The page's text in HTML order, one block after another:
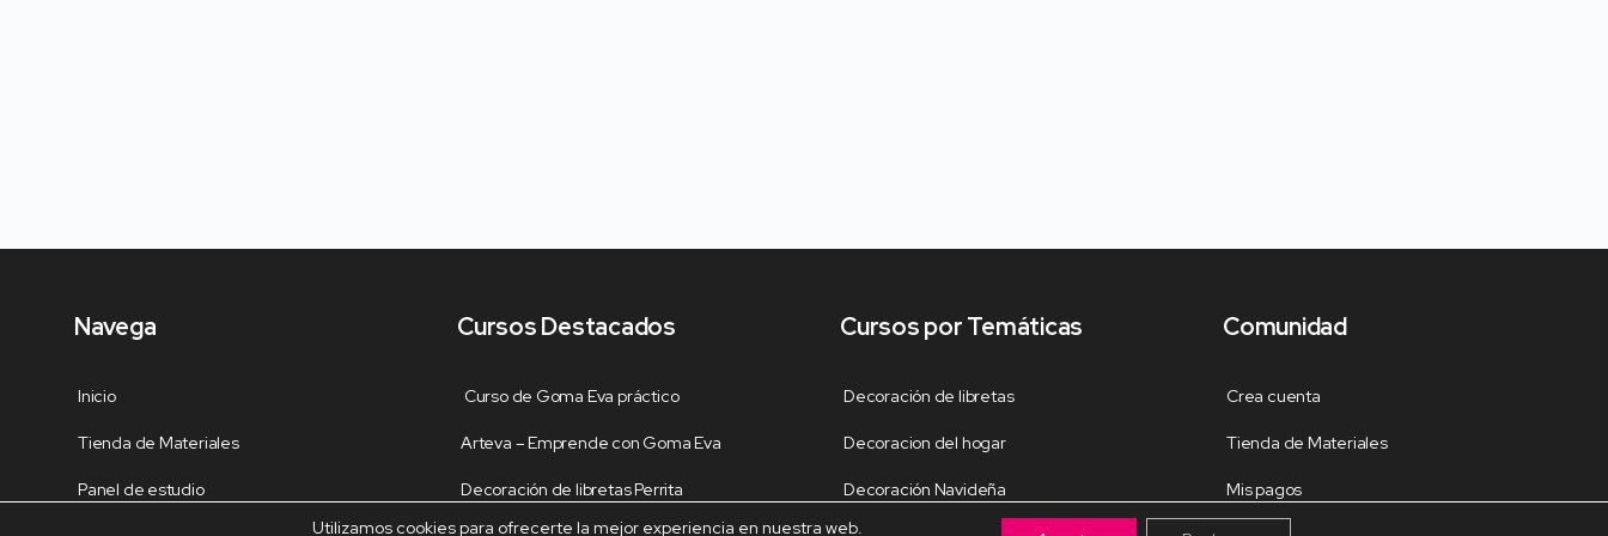
tus dulceros en goma eva.
Enlaces a videos tutoriales paso a paso para cada patrón.
Navega
Inicio
Tienda de Materiales
Panel de estudio
Cursos Destacados
Curso de Goma Eva práctico
Arteva – Emprende con Goma Eva
Decoración de libretas Perrita
Cursos por Temáticas
Decoración de libretas
Decoracion del hogar
Decoración Navideña
Comunidad
Crea cuenta
Tienda de Materiales
Mis pagos
Utilizamos cookies para ofrecerte la mejor experiencia en nuestra web.